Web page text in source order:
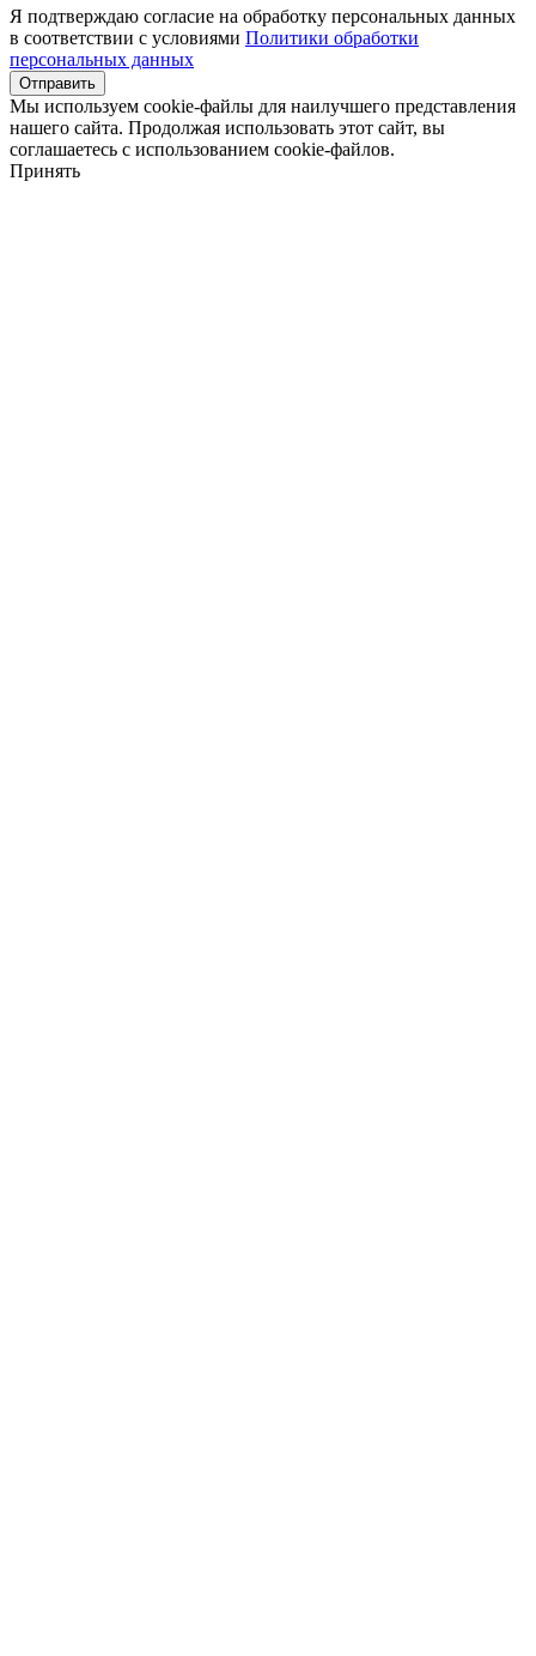
Я подтверждаю согласие на обработку персональных данных
в соответствии с условиями Политики обработки
персональных данных
Отправить
Мы используем cookie-файлы для наилучшего представления
нашего сайта. Продолжая использовать этот сайт, вы
соглашаетесь с использованием cookie-файлов.
Принять